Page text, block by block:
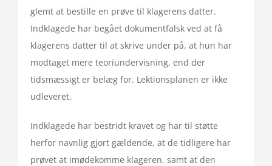
glemt at bestille en prøve til klagerens datter.
Indklagede har begået dokumentfalsk ved at få
klagerens datter til at skrive under på, at hun har
modtaget mere teoriundervisning, end der
tidsmæssigt er belæg for. Lektionsplanen er ikke
udleveret.
Indklagede har bestridt kravet og har til støtte
herfor navnlig gjort gældende, at de tidligere har
prøvet at imødekomme klageren, samt at den